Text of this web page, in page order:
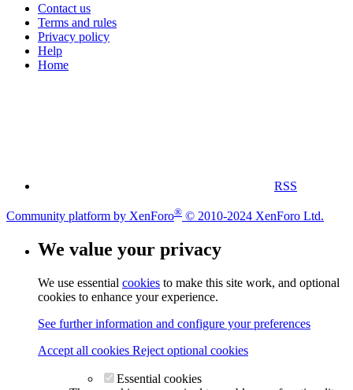
Contact us
Terms and rules
Privacy policy
Help
Home
RSS
Community platform by XenForo® © 2010-2024 XenForo Ltd.
We value your privacy
We use essential cookies to make this site work, and optional
cookies to enhance your experience.
See further information and configure your preferences
Accept all cookies Reject optional cookies
Essential cookies